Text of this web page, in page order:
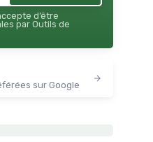
d’être
par Outils de
sur Google